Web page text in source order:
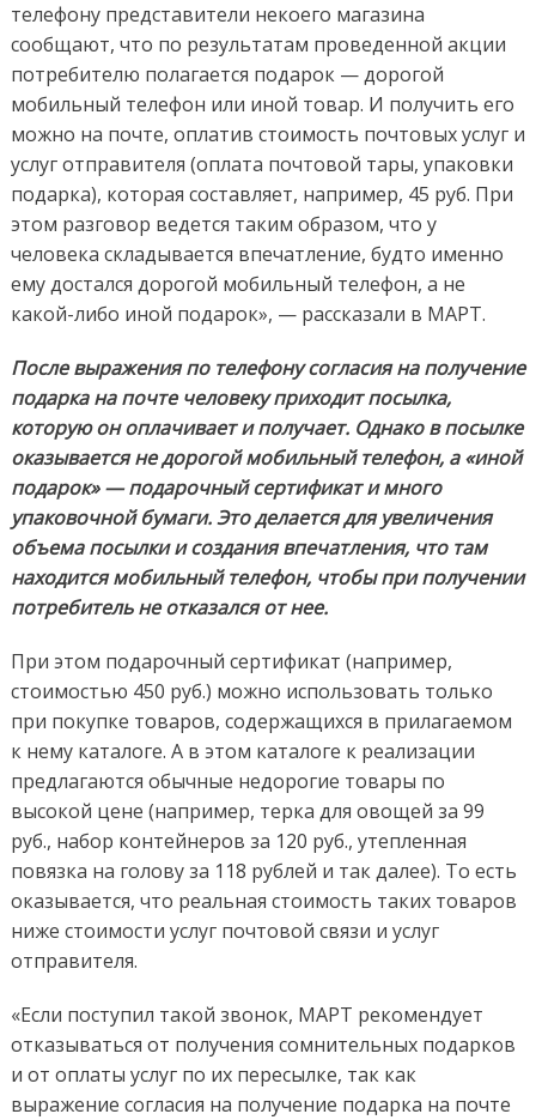
телефону представители некоего магазина
сообщают, что по результатам проведенной акции
потребителю полагается подарок — дорогой
мобильный телефон или иной товар. И получить его
можно на почте, оплатив стоимость почтовых услуг и
услуг отправителя (оплата почтовой тары, упаковки
подарка), которая составляет, например, 45 руб. При
этом разговор ведется таким образом, что у
человека складывается впечатление, будто именно
ему достался дорогой мобильный телефон, а не
какой-либо иной подарок», — рассказали в МАРТ.
После выражения по телефону согласия на получение
подарка на почте человеку приходит посылка,
которую он оплачивает и получает. Однако в посылке
оказывается не дорогой мобильный телефон, а «иной
подарок» — подарочный сертификат и много
упаковочной бумаги. Это делается для увеличения
объема посылки и создания впечатления, что там
находится мобильный телефон, чтобы при получении
потребитель не отказался от нее.
При этом подарочный сертификат (например,
стоимостью 450 руб.) можно использовать только
при покупке товаров, содержащихся в прилагаемом
к нему каталоге. А в этом каталоге к реализации
предлагаются обычные недорогие товары по
высокой цене (например, терка для овощей за 99
руб., набор контейнеров за 120 руб., утепленная
повязка на голову за 118 рублей и так далее). То есть
оказывается, что реальная стоимость таких товаров
ниже стоимости услуг почтовой связи и услуг
отправителя.
«Если поступил такой звонок, МАРТ рекомендует
отказываться от получения сомнительных подарков
и от оплаты услуг по их пересылке, так как
выражение согласия на получение подарка на почте